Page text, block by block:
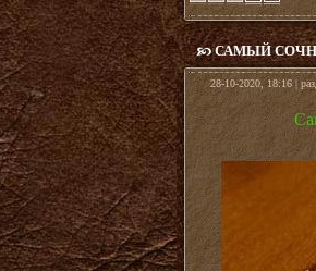
САМЫЙ
28-10-2020, 18:16 |